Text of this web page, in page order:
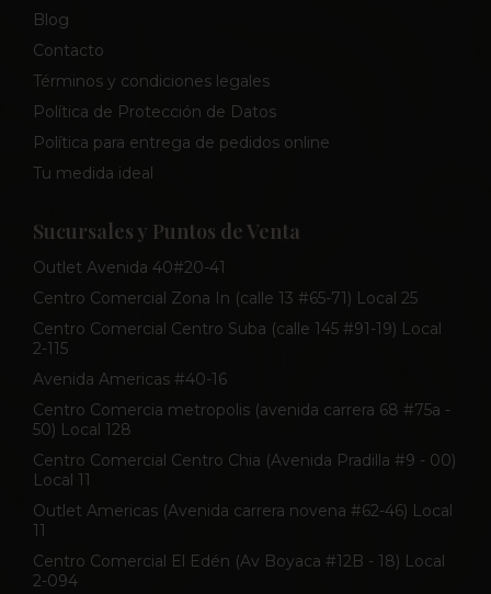
Blog
Contacto
Términos y condiciones legales
Política de Protección de Datos
Política para entrega de pedidos online
Tu medida ideal
Sucursales y Puntos de Venta
Outlet Avenida 40#20-41
Centro Comercial Zona In (calle 13 #65-71) Local 25
Centro Comercial Centro Suba (calle 145 #91-19) Local
2-115
Avenida Americas #40-16
Centro Comercia metropolis (avenida carrera 68 #75a -
50) Local 128
Centro Comercial Centro Chia (Avenida Pradilla #9 - 00)
Local 11
Outlet Americas (Avenida carrera novena #62-46) Local
11
Centro Comercial El Edén (Av Boyaca #12B - 18) Local
2-094